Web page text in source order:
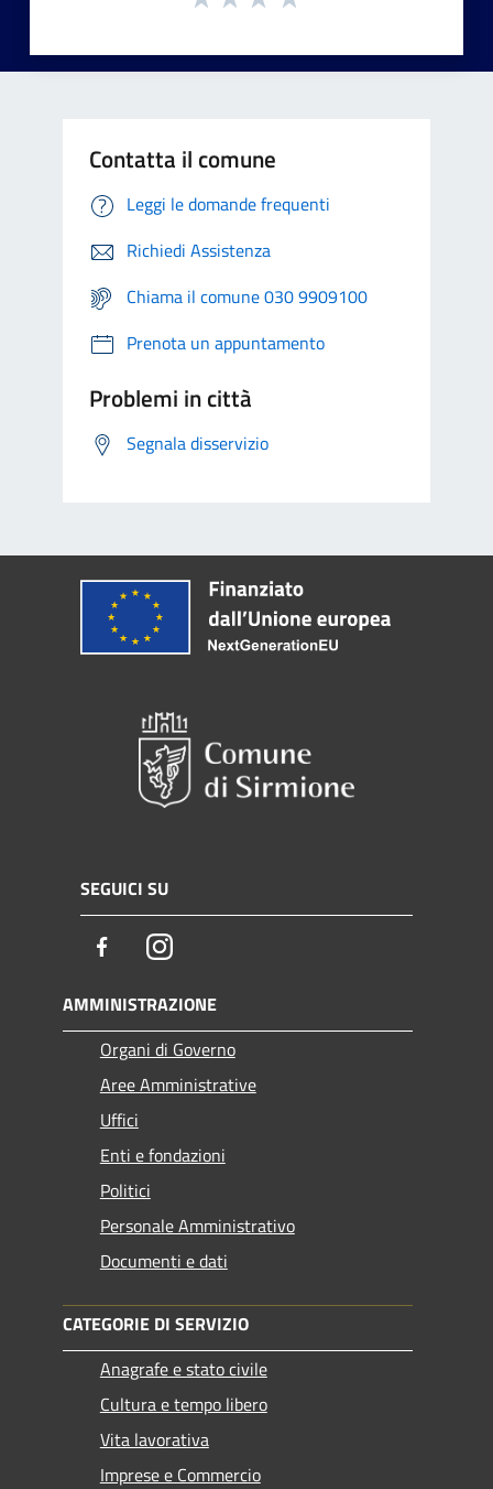
Contatta il comune
Leggi le domande frequenti
Richiedi Assistenza
Chiama il comune 030 9909100
Prenota un appuntamento
Problemi in città
Segnala disservizio
SEGUICI SU
FacebookInstagram
AMMINISTRAZIONE
Organi di Governo
Aree Amministrative
Uffici
Enti e fondazioni
Politici
Personale Amministrativo
Documenti e dati
CATEGORIE DI SERVIZIO
Anagrafe e stato civile
Cultura e tempo libero
Vita lavorativa
Imprese e Commercio